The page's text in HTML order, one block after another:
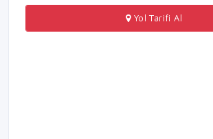
Yol Tarifi Al